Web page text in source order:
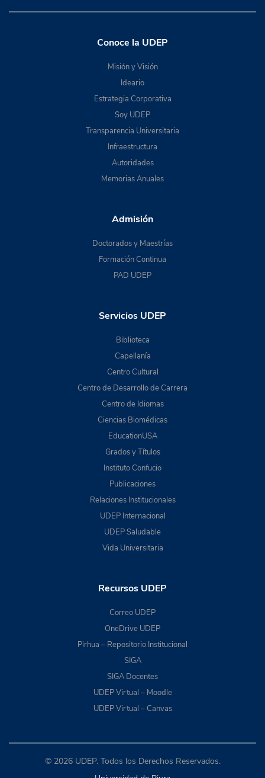
Conoce la UDEP
Misión y Visión
Ideario
Estrategia Corporativa
Soy UDEP
Transparencia Universitaria
Infraestructura
Autoridades
Memorias Anuales
Admisión
Doctorados y Maestrías
Formación Continua
PAD UDEP
Servicios UDEP
Biblioteca
Capellanía
Centro Cultural
Centro de Desarrollo de Carrera
Centro de Idiomas
Ciencias Biomédicas
EducationUSA
Grados y Títulos
Instituto Confucio
Publicaciones
Relaciones Institucionales
UDEP Internacional
UDEP Saludable
Vida Universitaria
Recursos UDEP
Correo UDEP
OneDrive UDEP
Pirhua – Repositorio Institucional
SIGA
SIGA Docentes
UDEP Virtual – Moodle
UDEP Virtual – Canvas
© 2026 UDEP. Todos los Derechos Reservados.